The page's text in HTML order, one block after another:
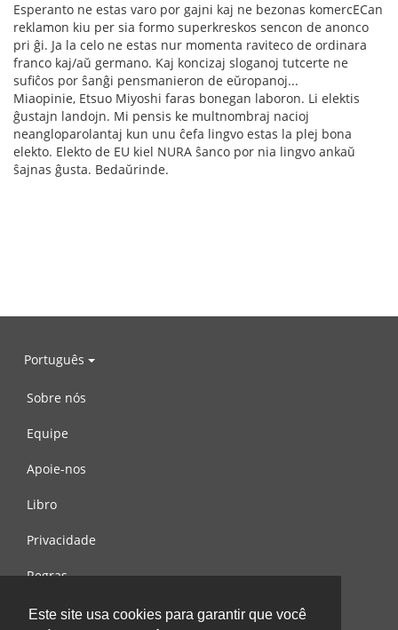
Este site usa cookies para garantir que você
Esperanto ne estas varo por gajni kaj ne bezonas komercECan
reklamon kiu per sia formo superkreskos sencon de anonco
pri ĝi. Ja la celo ne estas nur momenta raviteco de ordinara
franco kaj/aŭ germano. Kaj koncizaj sloganoj tutcerte ne
sufiĉos por ŝanĝi pensmanieron de eŭropanoj...
Miaopinie, Etsuo Miyoshi faras bonegan laboron. Li elektis
ĝustajn landojn. Mi pensis ke multnombraj nacioj
neangloparolantaj kun unu ĉefa lingvo estas la plej bona
elekto. Elekto de EU kiel NURA ŝanco por nia lingvo ankaŭ
ŝajnas ĝusta. Bedaŭrinde.
Português
Sobre nós
Equipe
Apoie-nos
Libro
Privacidade
Regras
Contacte-nos